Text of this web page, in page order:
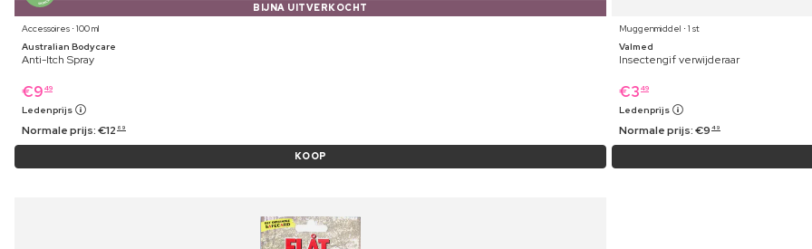
BIJNA UITVERKOCHT
Accessoires ⋅ 100 ml
Australian Bodycare
Anti-Itch Spray
€9 49
Ledenprijs
Normale prijs:€12 69
KOOP
Muggenmiddel ⋅ 1 st
Valmed
Insectengif verwijderaar
€3 49
Ledenprijs
Normale prijs:€9 49